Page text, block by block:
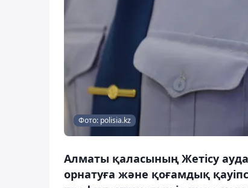
Фото: polisia.kz
Алматы қаласының Жетісу
орнатуға және қоғамдық